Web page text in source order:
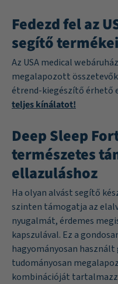
Fedezd fel az
segítő
Az USA medical
megalapozott
étrend-kiegészítő érhető
teljes kínálatot!
Deep Sleep
természetes
ellazuláshoz
Ha olyan alvást segítő
szinten támogatja az
nyugalmát, érdemes
kapszulával. Ez a
hagyományosan használt
tudományosan
kombinációját